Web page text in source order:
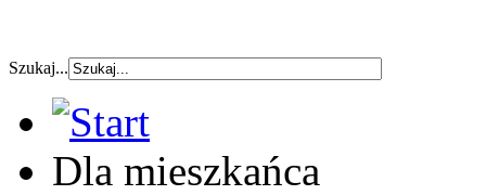
szybka pozyczka
Szukaj...
Dla mieszkańca